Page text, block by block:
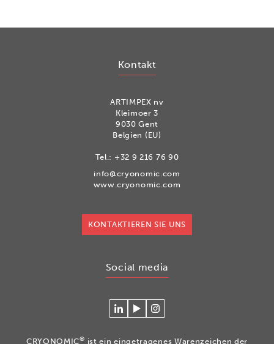
Kontakt
ARTIMPEX nv
Kleimoer 3
9030 Gent
Belgien (EU)
Tel.: +32 9 216 76 90
info@cryonomic.com
www.cryonomic.com
KONTAKTIEREN SIE UNS
Social media
Verlinken
sich
Betrachten
unsere
Volg
CRYONOMIC® ist ein eingetragenes Warenzeichen der